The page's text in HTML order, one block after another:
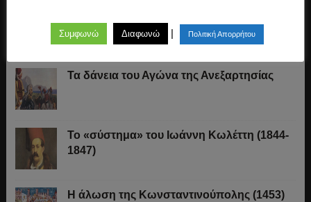
Τα δάνεια του Αγώνα της Ανεξαρτησίας
Το «σύστημα» του Ιωάννη Κωλέττη (1844-
1847)
Η άλωση της Κωνσταντινούπολης (1453)
Συμφωνώ Διαφωνώ | Πολιτική Απορρήτου